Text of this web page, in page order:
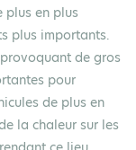
plus en plus
plus importants.
de gros
pour
de plus en
la chaleur sur les